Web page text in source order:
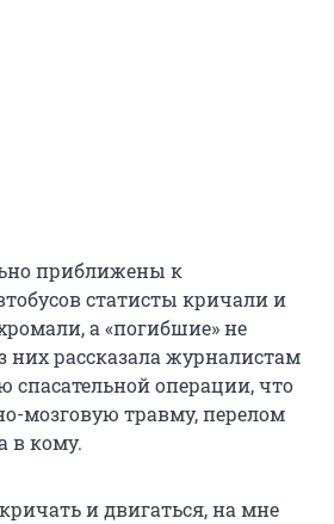
приближены к
статисты кричали и
а «погибшие» не
них рассказала журналистам
спасательной операции, что
мозговую травму, перелом
в кому.
и двигаться, на мне